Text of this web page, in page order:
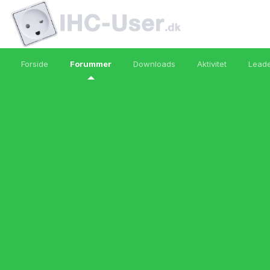
Forside Forummer Downloads Aktivitet